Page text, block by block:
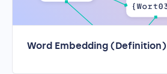
Word Embedding (Definition)